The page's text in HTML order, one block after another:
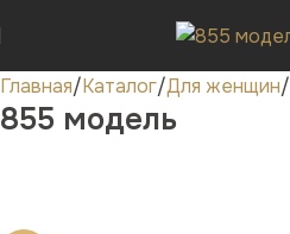
Главная Каталог Для женщин
855 модель